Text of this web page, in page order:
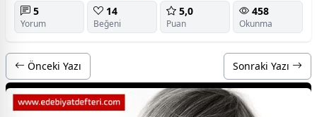
5
Yorum
14
Beğeni
5,0
Puan
458
Okunma
Önceki Yazı Sonraki Yazı